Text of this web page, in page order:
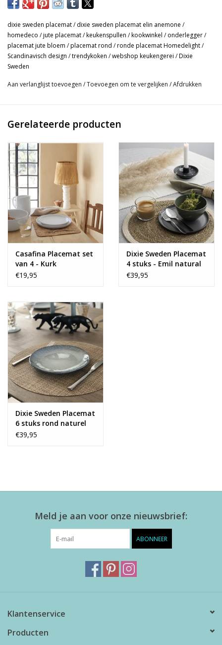
Deze prachtige placemats met de naam Elin Anemone zijn van
handgemaakt uit getwist jute. De placemats zijn duurzaam en
slijtvast. De omkeerbare placemat heeft een natuurlijke glans,
wat de placemat perfect maakt voor dagelijks gebruik, of voor
speciale gelegenheden! Makkelijk in gebruik, gewoon reinigen
met een natte doek.
Geleverd als set van 4.
dixie sweden placemat/ dixie sweden placemat elin anemone /
homedeco /jute placemat/keukenspullen /kookwinkel / onderlegger/
placemat jute bloem /placemat rond /ronde placemat Homedelight/
Scandinavisch design /trendykoken /webshop keukengerei /Dixie
Sweden
Aan verlanglijst toevoegen /Toevoegen om te vergelijken /Afdrukken
Gerelateerde producten
Casafina Placemat set
van 4 - Kurk
€19,95
Dixie Sweden Placemat
4 stuks - Emil natural
white
€39,95
Dixie Sweden Placemat
6 stuks rond naturel
€39,95
Meld je aan voor onze nieuwsbrief:
ABONNEER
Klantenservice
Producten